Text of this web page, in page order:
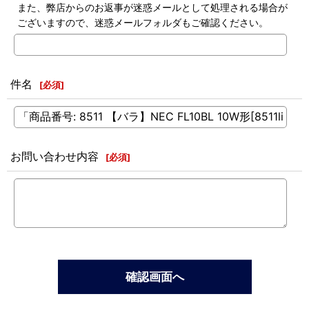
また、弊店からのお返事が迷惑メールとして処理される場合が
ございますので、迷惑メールフォルダもご確認ください。
件名 [必須]
お問い合わせ内容 [必須]
確認画面へ